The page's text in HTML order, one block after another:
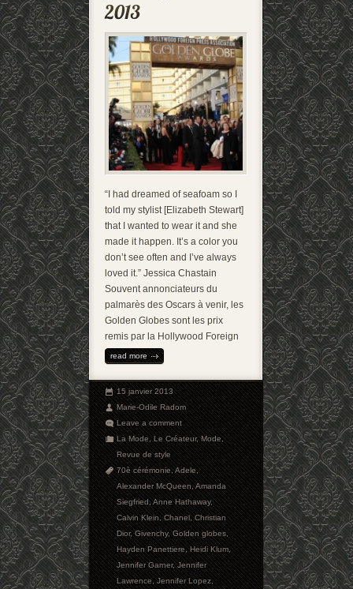
“I had dreamed of seafoam so I
told my stylist [Elizabeth Stewart]
that I wanted to wear it and she
made it happen. It’s a color you
don’t see often and I’ve always
loved it.” Jessica Chastain
Souvent annonciateurs du
palmarès des Oscars à venir, les
Golden Globes sont les prix
remis par la Hollywood Foreign
read more
15 janvier 2013
Marie-Odile Radom
Leave a comment
La Mode,Le Créateur,Mode,
Revue de style
70è cérémonie,Adele,
Alexander McQueen,Amanda
Siegfried,Anne Hathaway,
Calvin Klein,Chanel,Christian
Dior,Givenchy,Golden globes,
Hayden Panettiere,Heidi Klum,
Jennifer Garner,Jennifer
Lawrence,Jennifer Lopez,